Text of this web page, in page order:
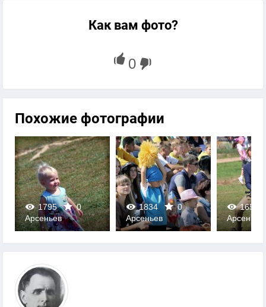
Как вам фото?
Похожие фотографии
1795
0
0
Арсеньев
1834
0
0
Арсеньев
1658
0
Арсеньев